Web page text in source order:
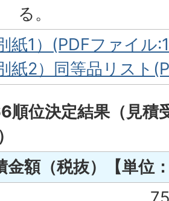
る。
別紙1）(PDFファイル
別紙2）同等品リスト
順位決定結果（見積
金額（税抜）【単位